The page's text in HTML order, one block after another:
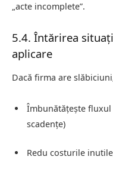
„acte incomplete”.
5.4. Întărirea
aplicare
Dacă firma are
Îmbunătățește
scadențe)
Redu costurile